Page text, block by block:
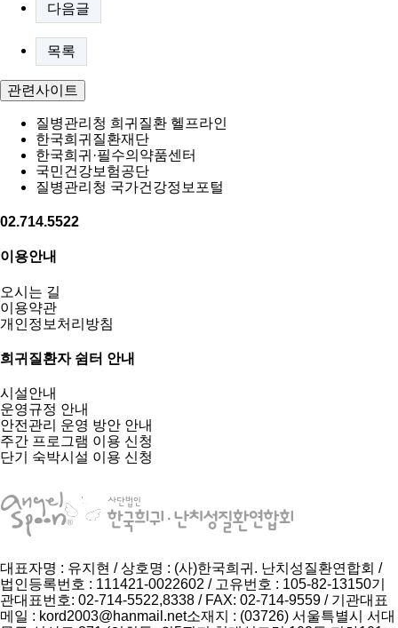
다음글
목록
관련사이트
질병관리청 희귀질환 헬프라인
한국희귀질환재단
한국희귀·필수의약품센터
국민건강보험공단
질병관리청 국가건강정보포털
02.714.5522
이용안내
오시는 길
이용약관
개인정보처리방침
희귀질환자 쉼터 안내
시설안내
운영규정 안내
안전관리 운영 방안 안내
주간 프로그램 이용 신청
단기 숙박시설 이용 신청
대표자명 : 유지현 / 상호명 : (사)한국희귀. 난치성질환연합회 /
법인등록번호 : 111421-0022602 / 고유번호 : 105-82-13150기
관대표번호: 02-714-5522,8338 / FAX: 02-714-9559 / 기관대표
메일 : kord2003@hanmail.net소재지 : (03726) 서울특별시 서대